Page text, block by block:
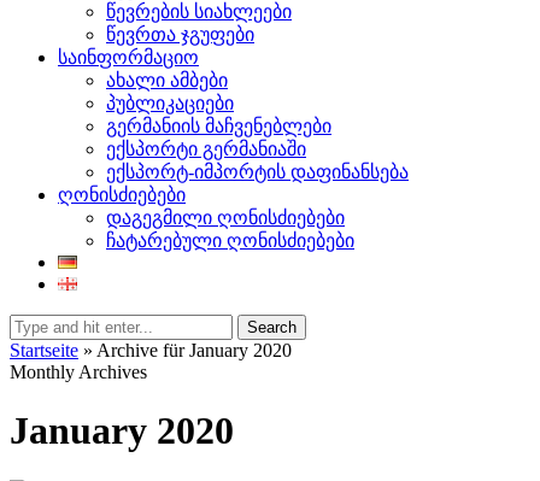
წევრების სიახლეები
წევრთა ჯგუფები
საინფორმაციო
ახალი ამბები
პუბლიკაციები
გერმანიის მაჩვენებლები
ექსპორტი გერმანიაში
ექსპორტ-იმპორტის დაფინანსება
ღონისძიებები
დაგეგმილი ღონისძიებები
ჩატარებული ღონისძიებები
Search
Startseite » Archive für January 2020
Monthly Archives
January 2020